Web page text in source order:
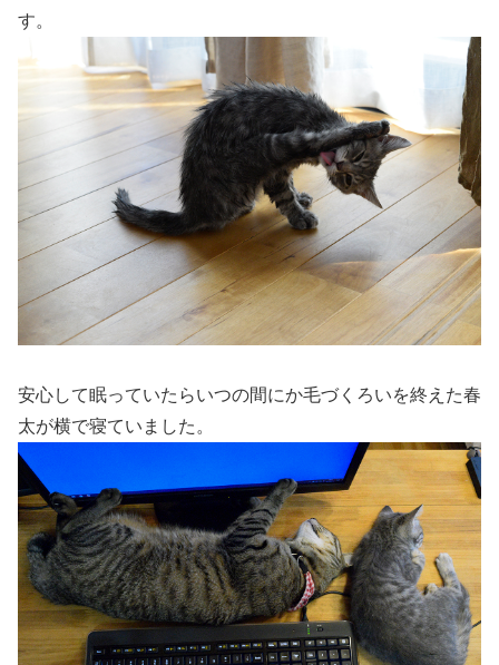
す。
安心して眠っていたらいつの間にか毛づくろいを終えた春
太が横で寝ていました。